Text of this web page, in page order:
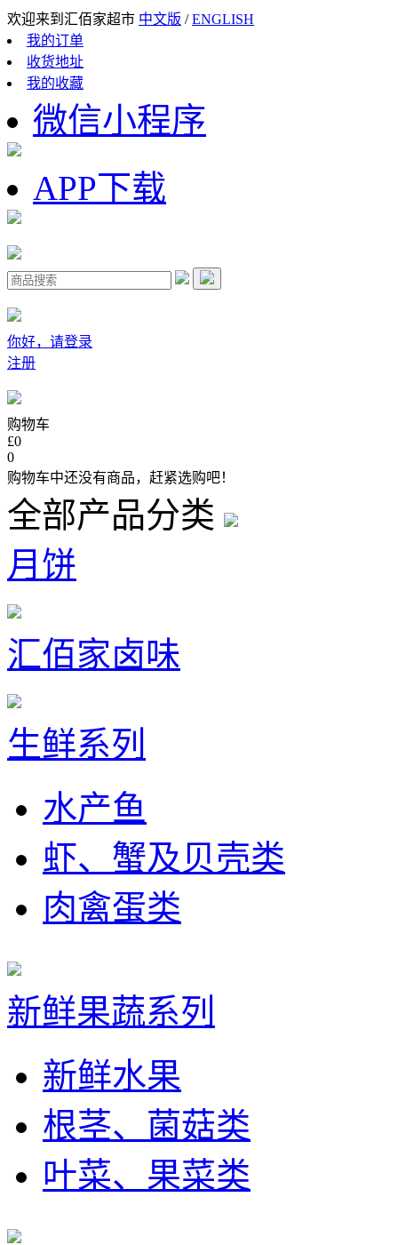
欢迎来到汇佰家超市 中文版 /ENGLISH
我的订单
收货地址
我的收藏
微信小程序
APP下载
你好，请登录
注册
购物车
£0
0
购物车中还没有商品，赶紧选购吧！
全部产品分类
月饼
汇佰家卤味
生鲜系列
水产鱼
虾、蟹及贝壳类
肉禽蛋类
新鲜果蔬系列
新鲜水果
根茎、菌菇类
叶菜、果菜类